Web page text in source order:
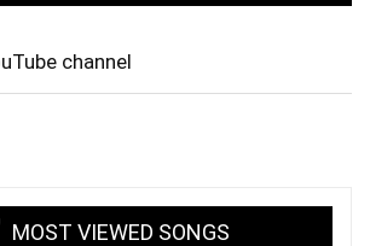
channel
MOST VIEWED SONGS